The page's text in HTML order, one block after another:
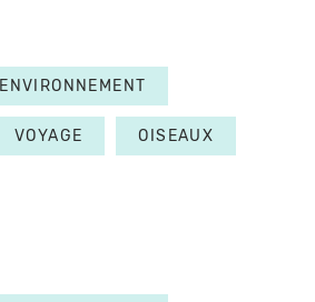
ENVIRONNEMENT
VOYAGE OISEAUX